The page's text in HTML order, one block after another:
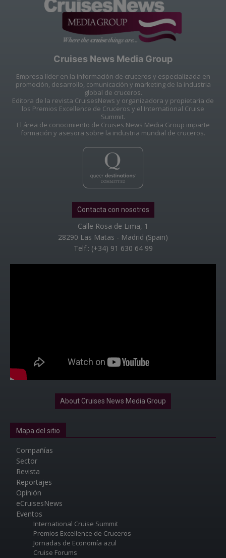
Cruises News Media Group
Empresa líder en la información de cruceros y especializada en
promoción, desarrollo, comunicación y marketing de la industria
global de cruceros.
Editora de la revista CruisesNews y organizadora y propietaria de
los Premios Excellence de Cruceros y el International Cruise
Summit.
El área de conocimiento de Cruises News Media Group imparte
formación y asesora sobre la industria mundial de cruceros.
Contacta con nosotros
Calle Rosa de Lima, 1
28290 Las Matas - Madrid (Spain)
Telf.: (+34) 91 630 64 99
About Cruises News Media Group
Mapa del sitio
Compañías
Sector
Revista
Reportajes
Opinión
eCruisesNews
Eventos
International Cruise Summit
Premios Excellence de Cruceros
Jornadas de Economía azul
Cruise Forums